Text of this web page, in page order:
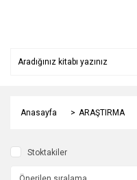
Anasayfa ARAŞTIRMA
Stoktakiler